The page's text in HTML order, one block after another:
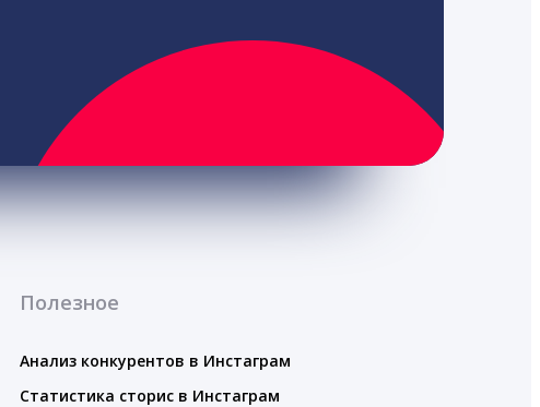
Полезное
Анализ конкурентов в Инстаграм
Статистика сторис в Инстаграм